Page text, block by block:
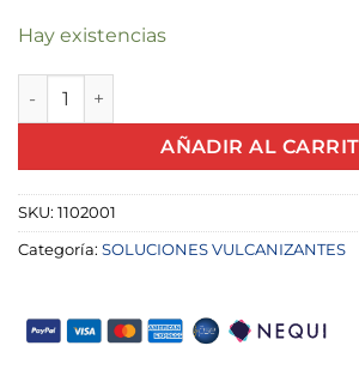
Hay existencias
BV02 SOLUCION VULCANIZANTE
AÑADIR AL
SKU: 1102001
Categoría: SOLUCIONES VULCANIZANTES